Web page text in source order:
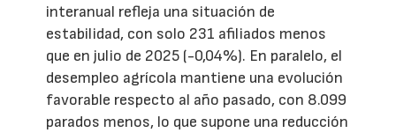
interanual refleja una situación de
estabilidad, con solo 231 afiliados menos
que en julio de 2025 (-0,04%). En paralelo, el
desempleo agrícola mantiene una evolución
favorable respecto al año pasado, con 8.099
parados menos, lo que supone una reducción